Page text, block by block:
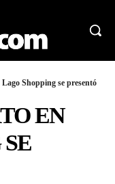
Shopping se presentó
EN